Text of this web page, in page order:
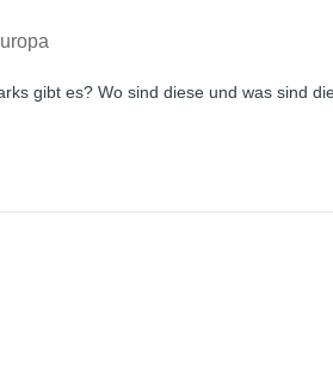
gibt es? Wo sind diese und was sind